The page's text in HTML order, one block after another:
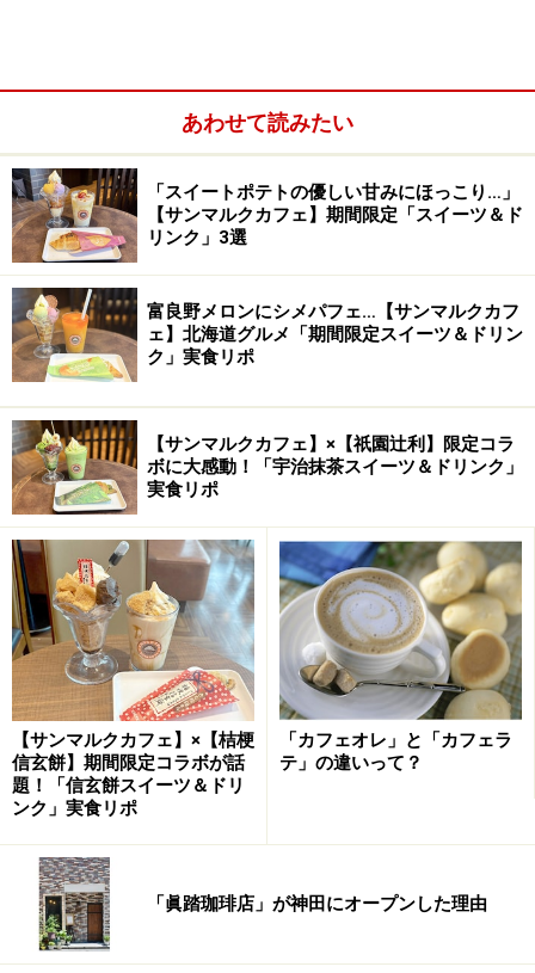
ポワントゥは「尖った」の意。このコーヒー豆の独特の形状
から名付けられた。
ブルボンポワントゥは18世紀にフランス・ブルボン島
（現在のレユニオン島）で発見された突然変異種のコー
ヒー。
その豊かな香りと甘みはブルボン王朝の人々や文豪バル
ザックをも魅了したと言われていますが、19世紀に入る
とサイクロンや病害虫の被害を受けて生産量が減少。島
の産業の中心はコーヒーからサトウキビへと移行し、
1942年で輸出記録が途絶えて以降、姿を消したものと思
われてきました。
伝説のコーヒー再生プロジェクト
生豆の比較。左：ブルーマウンテン 右：ブルボンポワント
ゥ（縦に長く小さいが、密度が高いため堅い）
幻となったブルボンポワントゥの再生に乗り出したのが
あわせて読みたい
「スイートポテトの優しい甘みにほっこり…」
【サンマルクカフェ】期間限定「スイーツ＆ド
リンク」3選
富良野メロンにシメパフェ…【サンマルクカフ
ェ】北海道グルメ「期間限定スイーツ＆ドリン
ク」実食リポ
【サンマルクカフェ】×【祇園辻利】限定コラ
ボに大感動！「宇治抹茶スイーツ＆ドリンク」
実食リポ
【サンマルクカフェ】×【桔梗
信玄餅】期間限定コラボが話
題！「信玄餅スイーツ＆ドリ
ンク」実食リポ
「カフェオレ」と「カフェラ
テ」の違いって？
「眞踏珈琲店」が神田にオープンした理由